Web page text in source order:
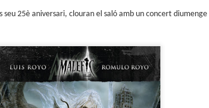
seu 25è aniversari, clouran el saló amb un concert diumenge
Salamandra Graphic, 2025
un assaig gràfic tan necessari com inquietant: En vela /
és només un relat íntim sobre l’insomni, sinó una
sobre com la societat contemporània ha transformat
dormir en un bé de consum o, pitjor encara, en un
productivitat.